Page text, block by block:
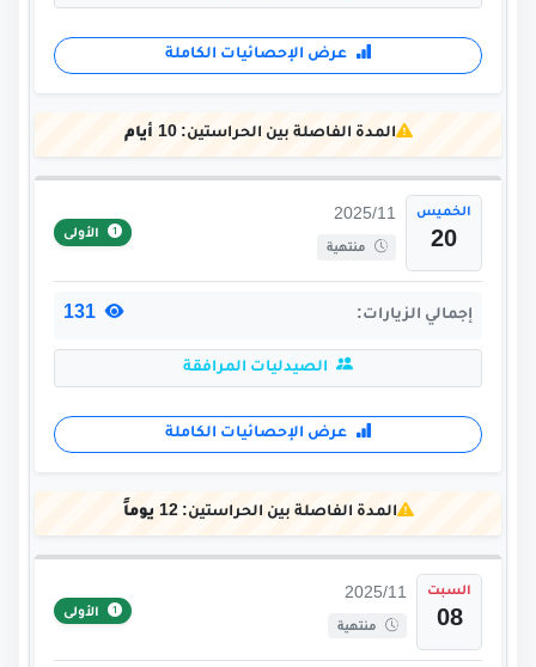
عرض الإحصائيات الكاملة
المدة الفاصلة بين الحراستين:10 أيام
الخميس
20
2025/11
منتهية
الأولى
إجمالي الزيارات:
الصيدليات المرافقة
عرض الإحصائيات الكاملة
المدة الفاصلة بين الحراستين:12 يوماً
السبت
08
2025/11
منتهية
الأولى